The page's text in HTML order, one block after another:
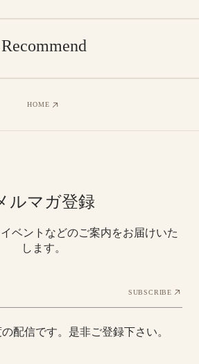
Recommend
HOME
ルマガ登録
ベントなどのご案内をお届けいた
します。
SUBSCRIBE
配信です。是非ご登録下さい。